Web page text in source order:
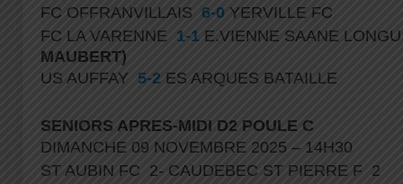
FC OFFRANVILLAIS 6-0 YERVILLE FC
FC LA VARENNE 1-1 E.VIENNE SAANE
MAUBERT)
US AUFFAY 5-2 ES ARQUES BATAILLE
SENIORS APRES-MIDI D2 POULE C
DIMANCHE 09 NOVEMBRE 2025 – 14H30
ST AUBIN FC 2- CAUDEBEC ST PIERRE F 2